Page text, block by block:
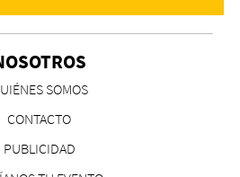
SOMOS
CONTACTO
PUBLICIDAD